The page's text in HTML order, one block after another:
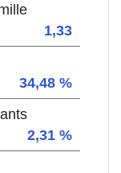
1,33
34,48 %
2,31 %